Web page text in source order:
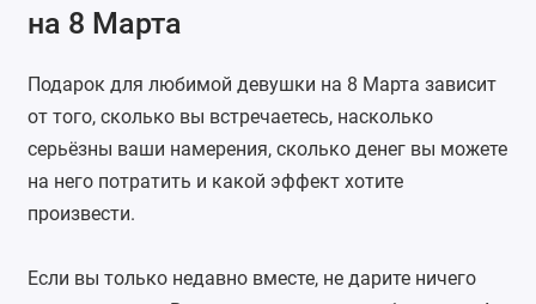
на 8 Марта
Подарок для любимой девушки на 8 Марта зависит
от того, сколько вы встречаетесь, насколько
серьёзны ваши намерения, сколько денег вы можете
на него потратить и какой эффект хотите
произвести.
Если вы только недавно вместе, не дарите ничего